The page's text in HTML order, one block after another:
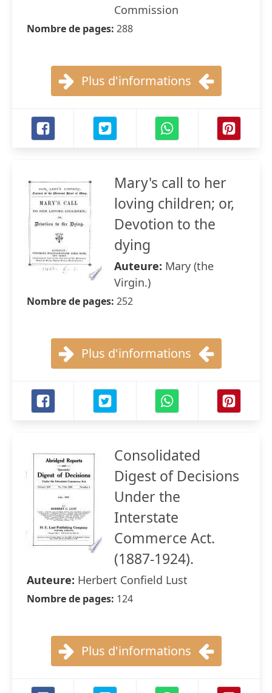
Commission
Nombre de pages: 288
Plus d'informations
Mary's call to her
loving children; or,
Devotion to the
dying
Auteure: Mary (the
Virgin.)
Nombre de pages: 252
Plus d'informations
Consolidated
Digest of Decisions
Under the
Interstate
Commerce Act.
(1887-1924).
Auteure: Herbert Confield Lust
Nombre de pages: 124
Plus d'informations